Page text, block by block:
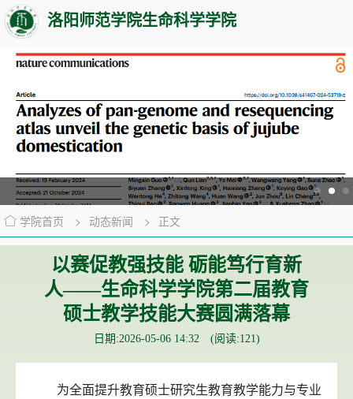
洛阳师范学院生命科学学院
学院首页 > 动态新闻 > 正文
以赛促教强技能 砺能笃行育新
人——生命科学学院第二届教育
硕士教学技能大赛圆满落幕
日期:2026-05-06 14:32 (阅读:121)
为全面提升教育硕士研究生教育教学能力与专业